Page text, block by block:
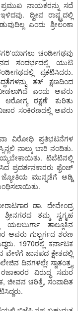
ನಾಯಕರನ್ನು ಸದೆ
ದ್ವೀಪ ರಾಷ್ಟ್ರದಲ್ಲಿ
ಎಂದು ಶ್ರೀಲಂಕಾ
ಚಂಡೀಗಢವು
ಸಂದರ್ಭದಲ್ಲಿ ಯುಟಿ
ಪ್ರಕಟಿಸಿದರು.
ತತ್ ಕ್ಷಣದಿಂದ
ಎಂದು ಅವರು
ರಕ್ಷಣೆ' ಕುರಿತು
ಸಂಕಿರಣದಲ್ಲಿ ಅವರು
ವಿರೋಧಿ ಪ್ರತಿಭಟನೆಗಳ
ನಾಲ್ಕು ಬಾರಿ ನಂದಿತು.
ಟಿಬೆಟಿನಲ್ಲಿ
ಪ್ರದರ್ಶನಕಾರರು ಫ್ರೆಂಚ್
ಮುನ್ನಡೆಗೆ ಅಡ್ಡಿ
ಡಾ. ದೇವೇಂದ್ರ
ತಮ್ಮ ಸ್ವಗೃಹ
ಯಲಬುರ್ಗಾ ತಾಲ್ಲೂಕಿನ
ಅವರು ಗುಲ್ಬರ್ಗದ ಶರಣ
1970ರಲ್ಲಿ ಕರ್ನಾಟಕ
ವೇಳೆಗೆ ಜಾನಪದ ಕ್ಷೇತದಲ್ಲಿ
ದಿನಗಳಲ್ಲೇ ಸ್ವಾತಂತ್ರ್ಯ
ವಿರುದ್ಧ ಸಮರ
ಜೀವನ ಚರಿತ್ರೆ, ಸಂಪಾದಿತ